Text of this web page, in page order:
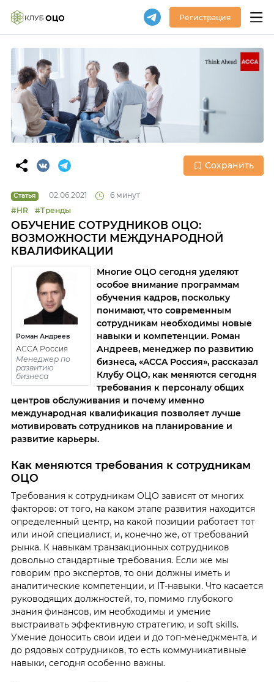
Регистрация
Сохранить
Статья 02.06.2021
6 минут
#HR
#Тренды
ОБУЧЕНИЕ СОТРУДНИКОВ ОЦО:
ВОЗМОЖНОСТИ МЕЖДУНАРОДНОЙ
КВАЛИФИКАЦИИ
Роман Андреев
АССА Россия
Менеджер по
развитию
бизнеса
Многие ОЦО сегодня уделяют
особое внимание программам
обучения кадров, поскольку
понимают, что современным
сотрудникам необходимы новые
навыки и компетенции. Роман
Андреев, менеджер по развитию
бизнеса, «ACCA Россия», рассказал
Клубу ОЦО, как меняются сегодня
требования к персоналу общих
центров обслуживания и почему именно
международная квалификация позволяет лучше
мотивировать сотрудников на планирование и
развитие карьеры.
Как меняются требования к сотрудникам
ОЦО
Требования к сотрудникам ОЦО зависят от многих
факторов: от того, на каком этапе развития находится
определенный центр, на какой позиции работает тот
или иной специалист, и, конечно же, от требований
рынка. К навыкам транзакционных сотрудников
довольно стандартные требования. Если же мы
говорим про экспертов, то они должны иметь и
аналитические компетенции, и IТ-навыки. Что касается
руководящих должностей, то, помимо глубокого
знания финансов, им необходимы и умение
выстраивать эффективную стратегию, и soft skills.
Умение доносить свои идеи и до топ-менеджмента, и
до рядовых сотрудников, то есть коммуникативные
навыки, сегодня особенно важны.